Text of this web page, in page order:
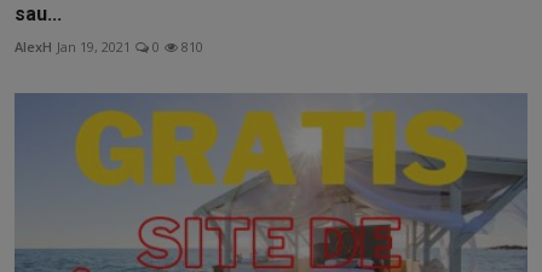
sau...
AlexH Jan 19, 2021 0 810